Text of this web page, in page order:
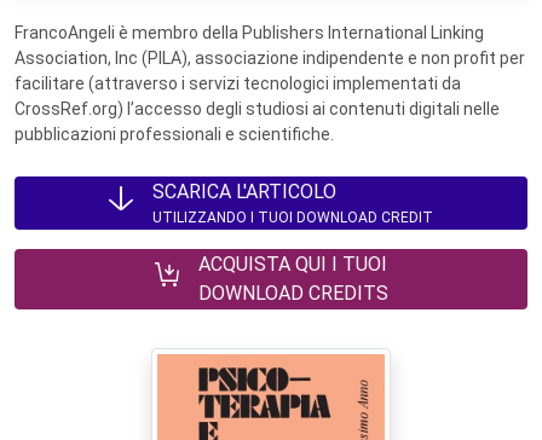
FrancoAngeli è membro della Publishers International Linking
Association, Inc (PILA), associazione indipendente e non profit per
facilitare (attraverso i servizi tecnologici implementati da
CrossRef.org) l’accesso degli studiosi ai contenuti digitali nelle
pubblicazioni professionali e scientifiche.
SCARICA L'ARTICOLO
UTILIZZANDO I TUOI DOWNLOAD CREDIT
ACQUISTA QUI I TUOI
DOWNLOAD CREDITS